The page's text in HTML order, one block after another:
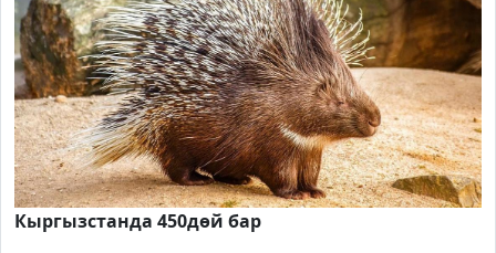
Кыргызстанда 450дөй бар